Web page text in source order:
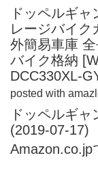
ドッペルギ
レージバイク
外簡易車庫
バイク格納
DCC330XL-
posted with
ドッペルギ
(2019-07-17)
Amazon.co.jp